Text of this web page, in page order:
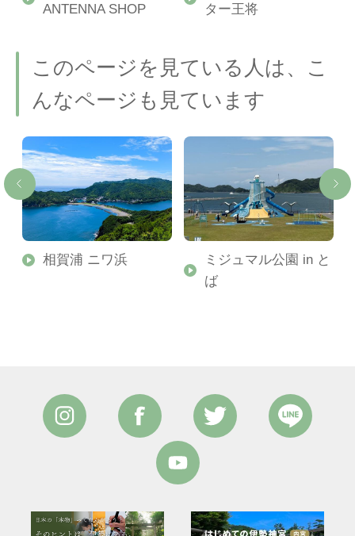
ANTENNA SHOP
ター王将
このページを見ている人は、こ
んなページも見ています
相賀浦 ニワ浜
ミジュマル公園 in と
ば